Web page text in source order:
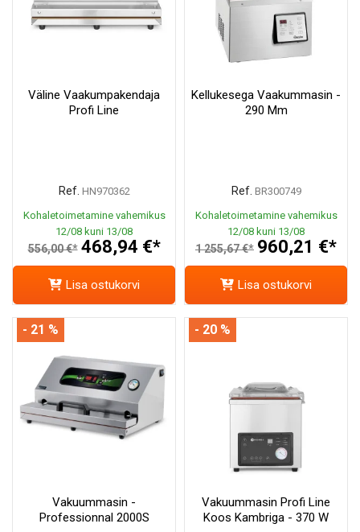
Väline Vaakumpakendaja
Profi Line
Ref. HN970362
Kohaletoimetamine vahemikus
12/08 kuni 13/08
556,00 €* 468,94 €*
Lisa ostukorvi
Kellukesega Vaakummasin -
290 Mm
Ref. BR300749
Kohaletoimetamine vahemikus
12/08 kuni 13/08
1 255,67 €* 960,21 €*
Lisa ostukorvi
Vakuummasin -
Professionnal 2000S
- 21 %
Vakuummasin Profi Line
Koos Kambriga - 370 W
- 20 %